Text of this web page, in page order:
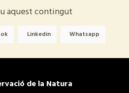
aquest contingut
Linkedin Whatsapp
de la Natura